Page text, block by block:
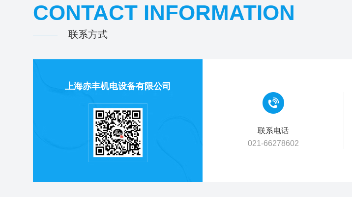
CONTACT INFORMATION
联系方式
上海赤丰机电设备有限公司
联系电话
021-66278602